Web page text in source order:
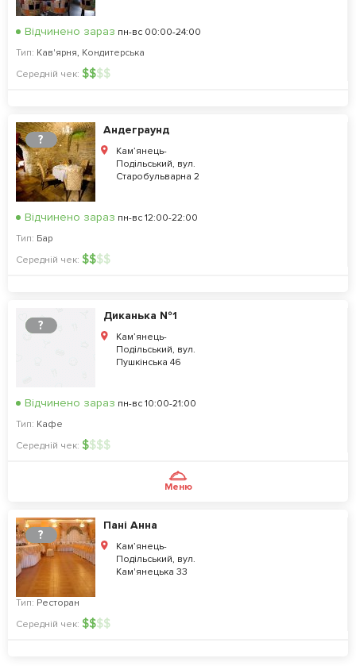
Відчинено зараз пн-вс 00:00-24:00
Тип: Кав'ярня, Кондитерська
Середній чек: $$$$
?
Андеграунд
Кам’янець-
Подільський, вул.
Старобульварна 2
Відчинено зараз пн-вс 12:00-22:00
Тип: Бар
Середній чек: $$$$
?
Диканька №1
Кам’янець-
Подільський, вул.
Пушкінська 46
Відчинено зараз пн-вс 10:00-21:00
Тип: Кафе
Середній чек: $$$$
Меню
?
Пані Анна
Кам’янець-
Подільський, вул.
Кам'янецька 33
Тип: Ресторан
Середній чек: $$$$